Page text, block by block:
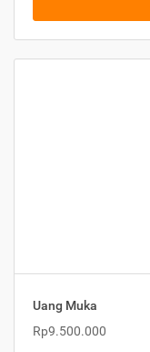
Uang Muka
Rp9.500.000